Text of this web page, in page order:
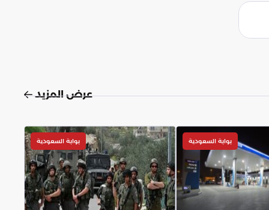
عرض المزيد
بوابة السعودية بوابة السعودية